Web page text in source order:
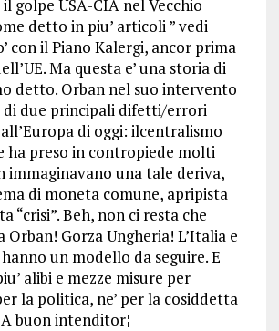
golpe USA-CIA nel Vecchio
detto in piu’ articoli ” vedi
con il Piano Kalergi, ancor prima
Ma questa e’ una storia di
detto. Orban nel suo intervento
due principali difetti/errori
di oggi: ilcentralismo
ha preso in contropiede molti
immaginavano una tale deriva,
di moneta comune, apripista
“crisi”. Beh, non ci resta che
Orban! Gorza Ungheria! L’Italia e
un modello da seguire. E
alibi e mezze misure per
la politica, ne’ per la cosiddetta
buon intenditor¦